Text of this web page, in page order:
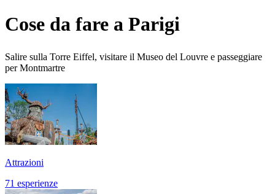
Cose da fare a Parigi
Salire sulla Torre Eiffel, visitare il Museo del Louvre e passeggiare
per Montmartre
Attrazioni
71 esperienze